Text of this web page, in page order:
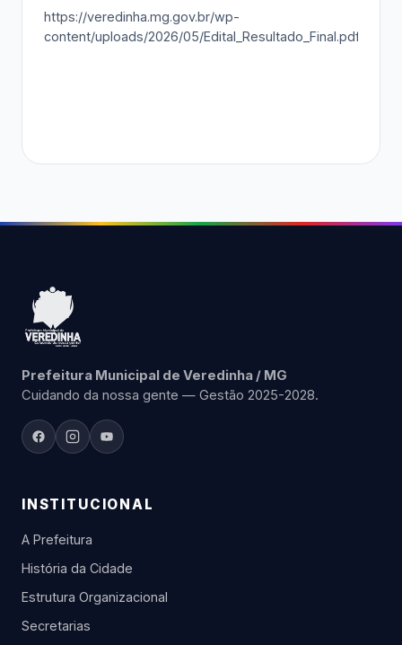
https://veredinha.mg.gov.br/wp-
content/uploads/2026/05/Edital_Resultado_Final.pdf
Prefeitura Municipal de Veredinha / MG
Cuidando da nossa gente — Gestão 2025-2028.
INSTITUCIONAL
A Prefeitura
História da Cidade
Estrutura Organizacional
Secretarias